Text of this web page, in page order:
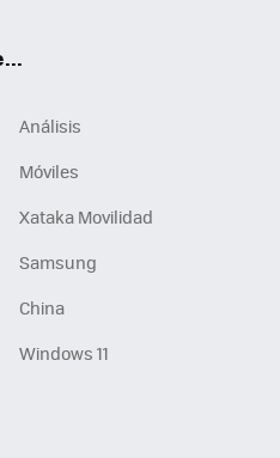
Análisis
Móviles
Xataka Movilidad
Samsung
China
Windows 11